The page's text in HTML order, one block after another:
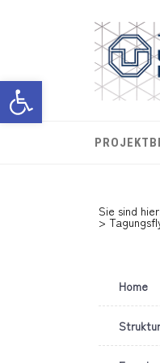
Werkzeugleiste öffnen
Sie sind
>
Home
Struktur